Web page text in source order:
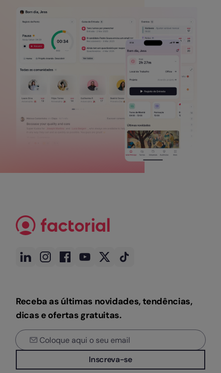
Receba as últimas novidades, tendências,
dicas e ofertas gratuitas.
Inscreva-se